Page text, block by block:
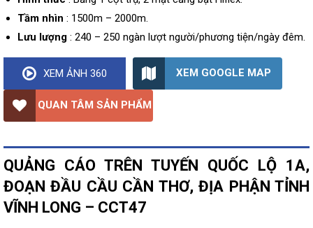
Tầm nhìn : 1500m – 2000m.
Lưu lượng : 240 – 250 ngàn lượt người/phương tiện/ngày đêm.
XEM ẢNH 360 XEM GOOGLE MAP
QUAN TÂM SẢN PHẨM
QUẢNG CÁO TRÊN TUYẾN QUỐC LỘ 1A,
ĐOẠN ĐẦU CẦU CẦN THƠ, ĐỊA PHẬN TỈNH
VĨNH LONG – CCT47